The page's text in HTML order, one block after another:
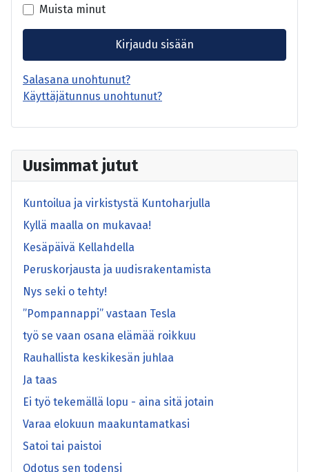
Uusimmat jutut
Kuntoilua ja virkistystä Kuntoharjulla
Kyllä maalla on mukavaa!
Kesäpäivä Kellahdella
Peruskorjausta ja uudisrakentamista
Nys seki o tehty!
”Pompannappi” vastaan Tesla
työ se vaan osana elämää roikkuu
Rauhallista keskikesän juhlaa
Ja taas
Ei työ tekemällä lopu - aina sitä jotain
Varaa elokuun maakuntamatkasi
Satoi tai paistoi
Odotus sen todensi
Muista minut
Kirjaudu sisään
Salasana unohtunut?
Käyttäjätunnus unohtunut?